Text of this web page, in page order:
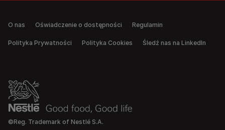
©Reg. Trademark of Nestlé S.A.
Legal (anonymous)
O nas Oświadczenie o dostępności Regulamin
Polityka Prywatności Polityka Cookies Śledź nas na LinkedIn